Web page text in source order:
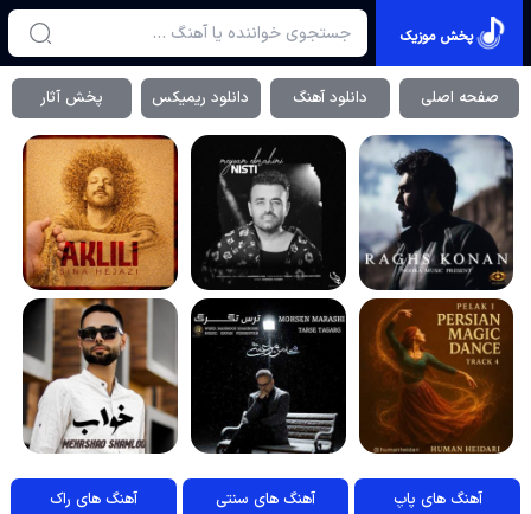
پخش موزیک
صفحه اصلی دانلود آهنگ دانلود ریمیکس پخش آثار
آهنگ های پاپ آهنگ های سنتی آهنگ های راک